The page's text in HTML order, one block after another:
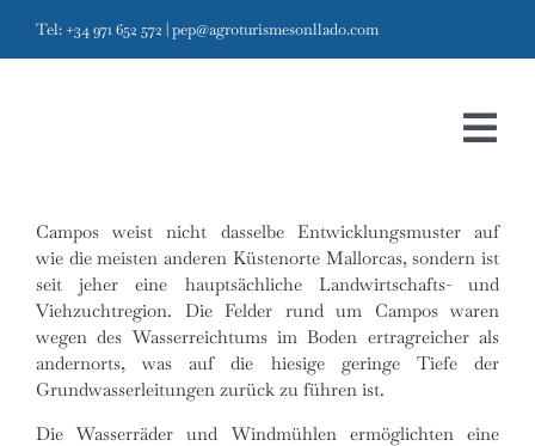
Skip
to
Tel: +34 971 652 572 pep@agroturismesonllado.com
Startseite
Projekt
Ecomuseum
Campos gestern
Campos weist nicht dasselbe Entwicklungsmuster auf
wie die meisten anderen Küstenorte Mallorcas, sondern ist
seit jeher eine hauptsächliche Landwirtschafts- und
Viehzuchtregion. Die Felder rund um Campos waren
wegen des Wasserreichtums im Boden ertragreicher als
andernorts, was auf die hiesige geringe Tiefe der
Grundwasserleitungen zurück zu führen ist.
Die Wasserräder und Windmühlen ermöglichten eine